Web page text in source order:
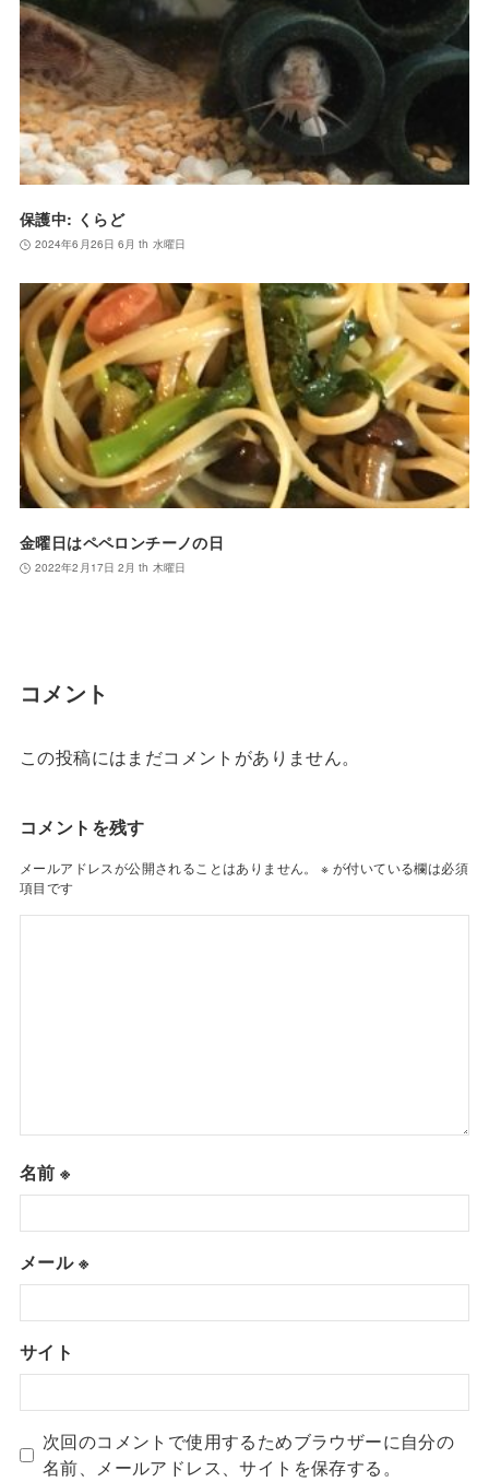
保護中: くらど
2024年6月26日 6月 th 水曜日
金曜日はペペロンチーノの日
2022年2月17日 2月 th 木曜日
コメント
この投稿にはまだコメントがありません。
コメントを残す
メールアドレスが公開されることはありません。 ※ が付いている欄は必須
項目です
名前※
メール※
サイト
次回のコメントで使用するためブラウザーに自分の
名前、メールアドレス、サイトを保存する。